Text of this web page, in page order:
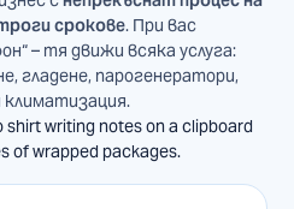
срокове. При вас
– тя движи всяка услуга:
гладене, парогенератори,
климатизация.